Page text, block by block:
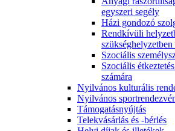
egyszeri segély
Házi gondozó
Rendkívüli
Szociális
Szociális
számára
Nyilvános kulturális
Nyilvános
Támogatásnyújtás
Telekvásárlás és -bérlés